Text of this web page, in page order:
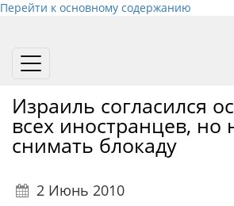
Перейти к основному содержанию
Toggle
Израиль согласился
всех иностранцев, но
снимать блокаду
2 Июнь 2010